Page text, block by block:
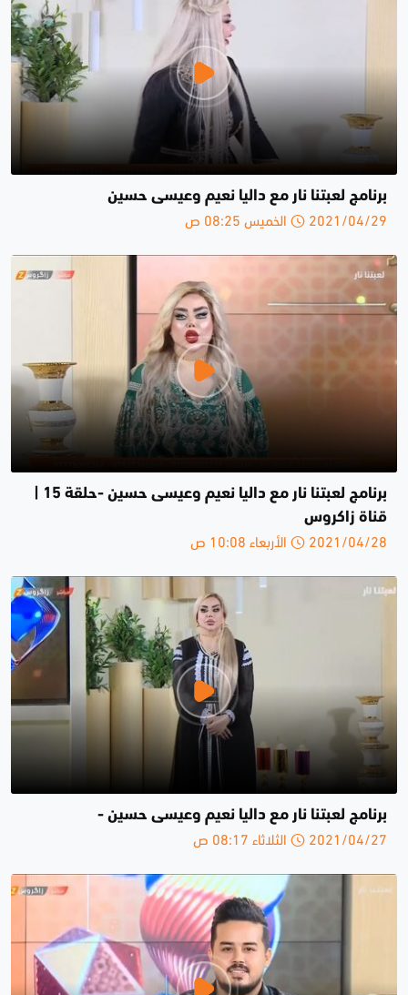
برنامج لعبتنا نار مع داليا نعيم وعيسى حسين
2021/04/29 الخميس 08:25 ص
قناة زاكروس
2021/04/28 الأربعاء 10:08 ص
برنامج لعبتنا نار مع داليا نعيم وعيسى حسين -
2021/04/27 الثلاثاء 08:17 ص